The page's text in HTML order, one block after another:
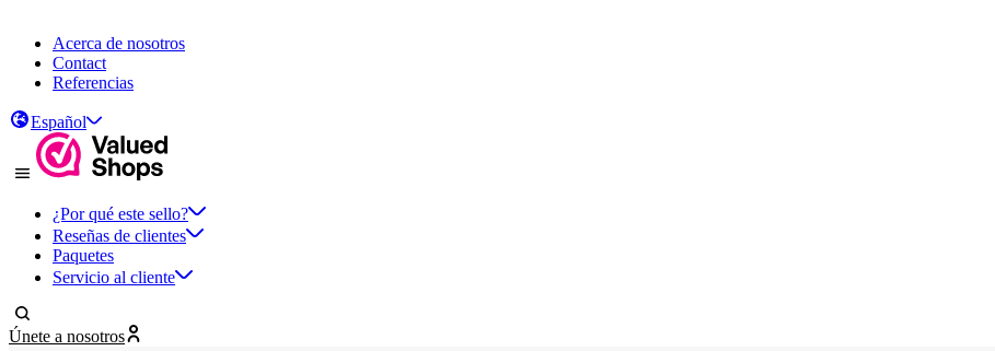
Acerca de nosotros
Contact
Referencias
Español
¿Por qué este sello?
Reseñas de clientes
Paquetes
Servicio al cliente
Únete a nosotros